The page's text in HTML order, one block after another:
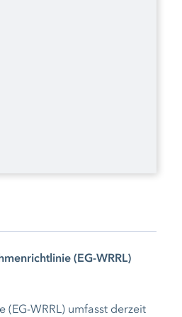
(EG-WRRL)
WRRL) umfasst derzeit